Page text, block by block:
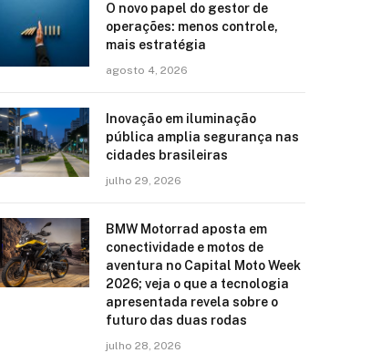
O novo papel do gestor de
operações: menos controle,
mais estratégia
agosto 4, 2026
Inovação em iluminação
pública amplia segurança nas
cidades brasileiras
julho 29, 2026
BMW Motorrad aposta em
conectividade e motos de
aventura no Capital Moto Week
2026; veja o que a tecnologia
apresentada revela sobre o
futuro das duas rodas
julho 28, 2026